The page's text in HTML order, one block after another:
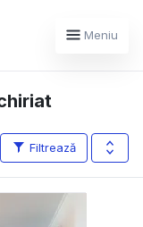
Meniu
Filtrează